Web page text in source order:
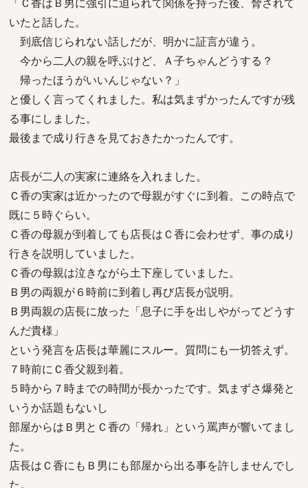
いたと話した。
到底信じられない話しだが、明かに証言が違う。
今から二人の親を呼ぶけど、Ａ子ちゃんどうする？
帰ったほうがいいんじゃない？」
と優しく言ってくれました。私は気まずかったんですが残
る事にしました。
最後まで成り行きを見ておきたかったんです。
店長が二人の実家に連絡を入れました。
Ｃ香の実家は近かったので母親がすぐに到着。この時点で
既に５時ぐらい。
Ｃ香の母親が到着しても店長はＣ香に会わせず、事の成り
行きを説明していました。
Ｃ香の母親は泣きながら土下座していました。
Ｂ男の両親が６時前に到着し再び店長が説明。
Ｂ男両親の店長に放った「息子に手を出しやがってどうす
んだ貴様」
という発言を店長は華麗にスルー。質問にも一切答えず。
７時前にＣ香父親到着。
５時から７時までの時間が長かったです。気まずさ爆発と
いうか話題もないし
部屋からはＢ男とＣ香の「帰れ」という罵声が響いてまし
た。
店長はＣ香にもＢ男にも部屋から出る事を許しませんでし
た。